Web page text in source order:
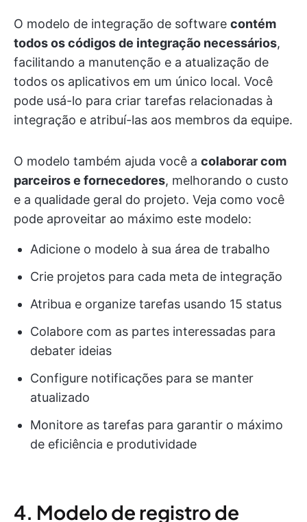
O modelo de integração de software contém
todos os códigos de integração necessários,
facilitando a manutenção e a atualização de
todos os aplicativos em um único local. Você
pode usá-lo para criar tarefas relacionadas à
integração e atribuí-las aos membros da equipe.
O modelo também ajuda você a colaborar com
parceiros e fornecedores, melhorando o custo
e a qualidade geral do projeto. Veja como você
pode aproveitar ao máximo este modelo:
Adicione o modelo à sua área de trabalho
Crie projetos para cada meta de integração
Atribua e organize tarefas usando 15 status
Colabore com as partes interessadas para
debater ideias
Configure notificações para se manter
atualizado
Monitore as tarefas para garantir o máximo
de eficiência e produtividade
4. Modelo de registro de